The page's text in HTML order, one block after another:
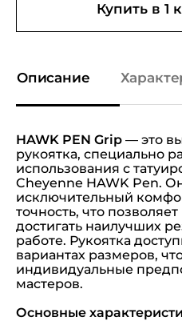
Купить в 1
Описание
HAWK PEN Grip — это
рукоятка, специально
использования с
Cheyenne HAWK Pen.
исключительный
точность, что
достигать наилучших
работе. Рукоятка
вариантах размеров,
индивидуальные
мастеров.
Основные